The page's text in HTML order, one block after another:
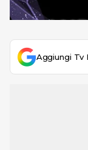
Aggiungi Tv